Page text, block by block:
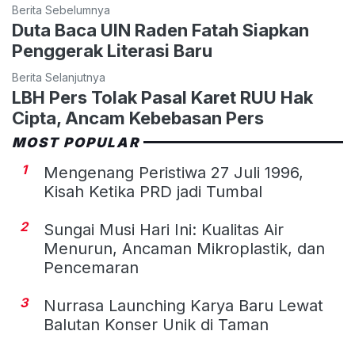
Berita Sebelumnya
Duta Baca UIN Raden Fatah Siapkan
Penggerak Literasi Baru
Berita Selanjutnya
LBH Pers Tolak Pasal Karet RUU Hak
Cipta, Ancam Kebebasan Pers
MOST POPULAR
1
Mengenang Peristiwa 27 Juli 1996,
Kisah Ketika PRD jadi Tumbal
2
Sungai Musi Hari Ini: Kualitas Air
Menurun, Ancaman Mikroplastik, dan
Pencemaran
3
Nurrasa Launching Karya Baru Lewat
Balutan Konser Unik di Taman